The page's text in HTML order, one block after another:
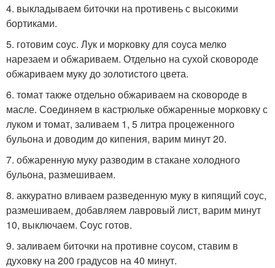
4. выкладываем биточки на противень с высокими
бортиками.
5. готовим соус. Лук и морковку для соуса мелко
нарезаем и обжариваем. Отдельно на сухой сковороде
обжариваем муку до золотистого цвета.
6. томат также отдельно обжариваем на сковороде в
масле. Соединяем в кастрюльке обжаренные морковку с
луком и томат, заливаем 1, 5 литра процеженного
бульона и доводим до кипения, варим минут 20.
7. обжаренную муку разводим в стакане холодного
бульона, размешиваем.
8. аккуратно вливаем разведенную муку в кипящий соус,
размешиваем, добавляем лавровый лист, варим минут
10, выключаем. Соус готов.
9. заливаем биточки на противне соусом, ставим в
духовку на 200 градусов на 40 минут.